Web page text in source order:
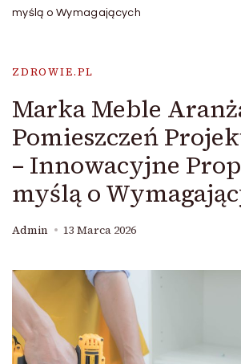
myślą o Wymagających
ZDROWIE.PL
Marka Meble
Pomieszczeń
– Innowacyjne
myślą o
Admin 13 Marca 2026